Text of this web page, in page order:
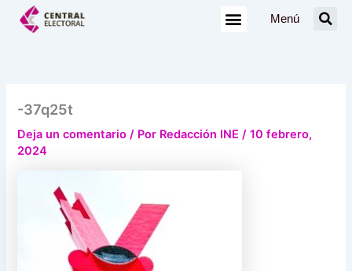
Menú
-37q25t
Deja un comentario / Por Redacción INE/10 febrero,
2024